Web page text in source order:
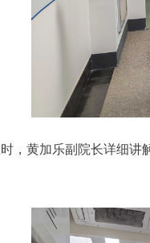
，黄加乐副院长详细